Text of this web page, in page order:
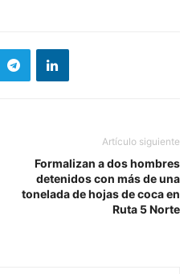
Artículo siguiente
Formalizan a dos hombres
detenidos con más de una
tonelada de hojas de coca en
Ruta 5 Norte